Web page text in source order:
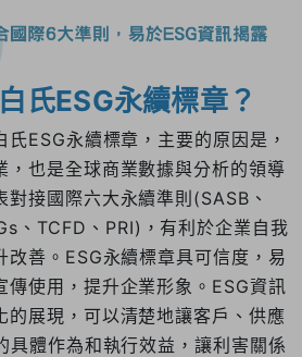
氏ESG永續標章？
ESG永續標章，主要的原因是，
，也是全球商業數據與分析的領導
對接國際六大永續準則(SASB、
、TCFD、PRI)，有利於企業自我
改善。ESG永續標章具可信度，易
傳使用，提升企業形象。ESG資訊
的展現，可以清楚地讓客戶、供應
具體作為和執行效益，讓利害關係